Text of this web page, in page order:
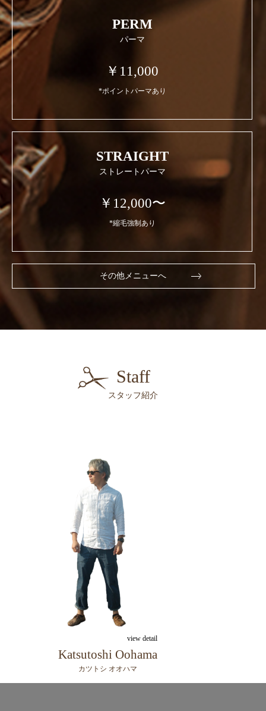
PERM
パーマ
￥11,000
*ポイントパーマあり
STRAIGHT
ストレートパーマ
￥12,000〜
*縮毛強制あり
その他メニューへ
Staff
スタッフ紹介
view detail
Katsutoshi Oohama
カツトシ オオハマ